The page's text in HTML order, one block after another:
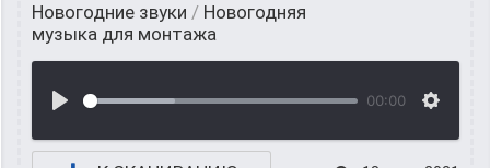
Новогодние звуки / Новогодняя
музыка для монтажа
00:00